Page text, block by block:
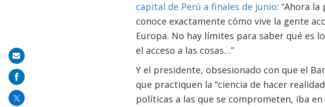
capital de Perú a finales de junio: “Ahora
conoce exactamente cómo vive la gente
Europa. No hay límites para saber qué es
el acceso a las cosas…”
Y el presidente, obsesionado con que el
que practiquen la “ciencia de hacer
políticas a las que se comprometen, iba
Share
on
mail